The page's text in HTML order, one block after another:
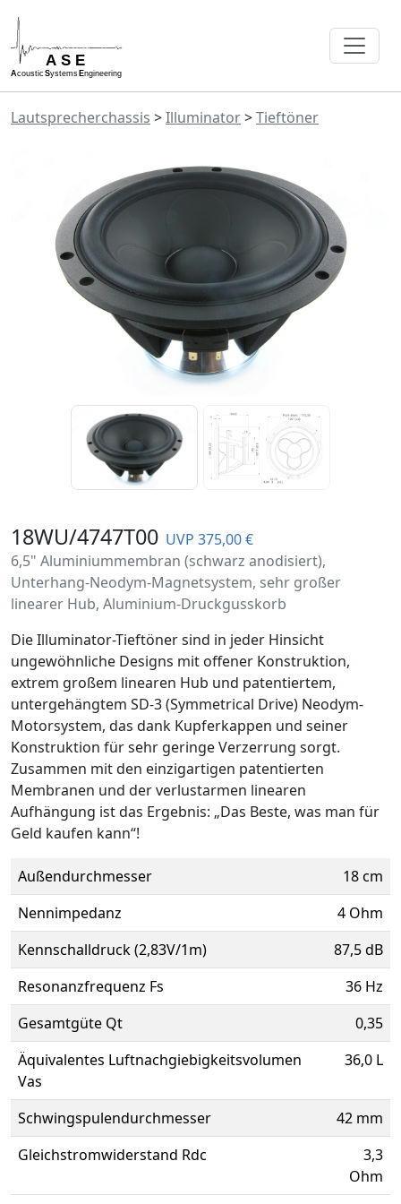
Lautsprecherchassis >Illuminator>Tieftöner
18WU/4747T00 UVP 375,00 €
6,5" Aluminiummembran (schwarz anodisiert),
Unterhang-Neodym-Magnetsystem, sehr großer
linearer Hub, Aluminium-Druckgusskorb
Die Illuminator-Tieftöner sind in jeder Hinsicht
ungewöhnliche Designs mit offener Konstruktion,
extrem großem linearen Hub und patentiertem,
untergehängtem SD-3 (Symmetrical Drive) Neodym-
Motorsystem, das dank Kupferkappen und seiner
Konstruktion für sehr geringe Verzerrung sorgt.
Zusammen mit den einzigartigen patentierten
Membranen und der verlustarmen linearen
Aufhängung ist das Ergebnis: „Das Beste, was man für
Geld kaufen kann“!
Außendurchmesser
18 cm
Nennimpedanz
4 Ohm
Kennschalldruck (2,83V/1m)
87,5 dB
Resonanzfrequenz Fs
36 Hz
Gesamtgüte Qt
0,35
Äquivalentes Luftnachgiebigkeitsvolumen
Vas
36,0 L
Schwingspulendurchmesser
42 mm
Gleichstromwiderstand Rdc
3,3
Ohm